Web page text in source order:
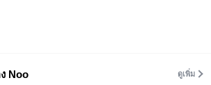
Noo ดูเพิ่ม